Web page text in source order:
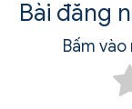
Bài đăng
Bấm